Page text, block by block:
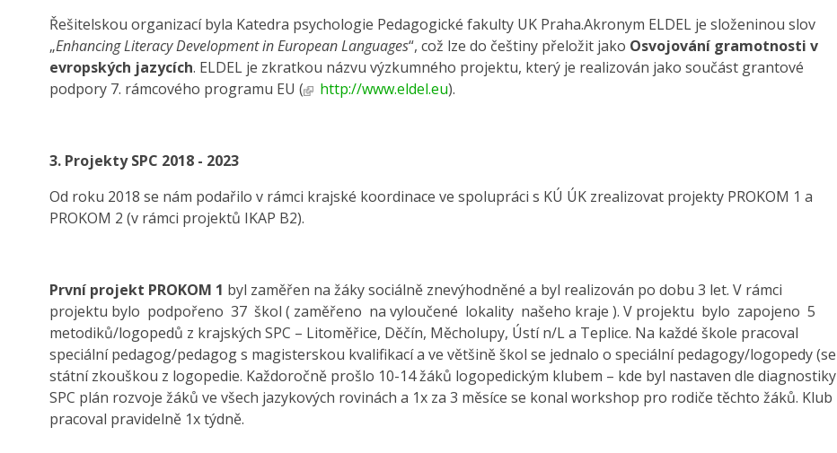
Řešitelskou organizací byla Katedra psychologie Pedagogické fakulty UK Praha.Akronym ELDEL je složeninou slov
„Enhancing Literacy Development in European Languages“, což lze do češtiny přeložit jako Osvojování gramotnosti v
evropských jazycích. ELDEL je zkratkou názvu výzkumného projektu, který je realizován jako součást grantové
podpory 7. rámcového programu EU (
http://www.eldel.eu).
3. Projekty SPC 2018 - 2023
Od roku 2018 se nám podařilo v rámci krajské koordinace ve spolupráci s KÚ ÚK zrealizovat projekty PROKOM 1 a
PROKOM 2 (v rámci projektů IKAP B2).
První projekt PROKOM 1 byl zaměřen na žáky sociálně znevýhodněné a byl realizován po dobu 3 let. V rámci
projektu bylo podpořeno 37 škol ( zaměřeno na vyloučené lokality našeho kraje ). V projektu bylo zapojeno 5
metodiků/logopedů z krajských SPC – Litoměřice, Děčín, Měcholupy, Ústí n/L a Teplice. Na každé škole pracoval
speciální pedagog/pedagog s magisterskou kvalifikací a ve většině škol se jednalo o speciální pedagogy/logopedy (se
státní zkouškou z logopedie. Každoročně prošlo 10-14 žáků logopedickým klubem – kde byl nastaven dle diagnostiky
SPC plán rozvoje žáků ve všech jazykových rovinách a 1x za 3 měsíce se konal workshop pro rodiče těchto žáků. Klub
pracoval pravidelně 1x týdně.